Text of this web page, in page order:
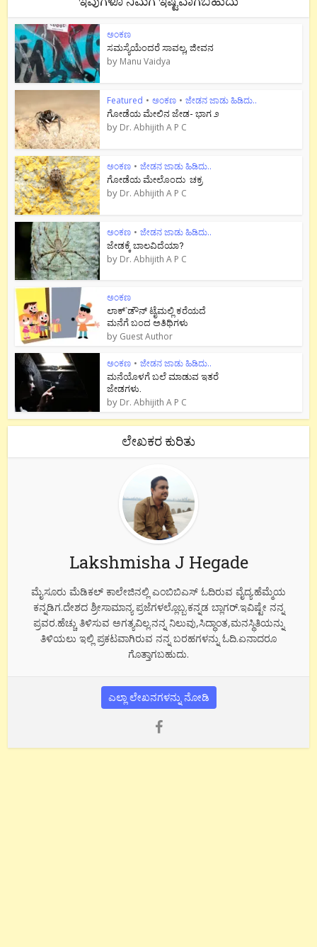
ಅಂಕಣ
ಸಮಸ್ಯೆಯೆಂದರೆ ಸಾವಲ್ಲ, ಜೀವನ
by Manu Vaidya
Featured • ಅಂಕಣ • ಜೇಡನ ಜಾಡು ಹಿಡಿದು..
ಗೋಡೆಯ ಮೇಲಿನ ಜೇಡ- ಭಾಗ ೨
by Dr. Abhijith A P C
ಅಂಕಣ • ಜೇಡನ ಜಾಡು ಹಿಡಿದು..
ಗೋಡೆಯ ಮೇಲೊಂದು ಚಕ್ರ
by Dr. Abhijith A P C
ಅಂಕಣ • ಜೇಡನ ಜಾಡು ಹಿಡಿದು..
ಜೇಡಕ್ಕೆ ಬಾಲವಿದೆಯಾ?
by Dr. Abhijith A P C
ಅಂಕಣ
ಲಾಕ್`ಡೌನ್ ಟೈಮಲ್ಲಿ ಕರೆಯದೆ
ಮನೆಗೆ ಬಂದ ಅತಿಥಿಗಳು
by Guest Author
ಅಂಕಣ • ಜೇಡನ ಜಾಡು ಹಿಡಿದು..
ಮನೆಯೊಳಗೆ ಬಲೆ ಮಾಡುವ ಇತರೆ
ಜೇಡಗಳು.
by Dr. Abhijith A P C
ಲೇಖಕರ ಕುರಿತು
Lakshmisha J Hegade
ಮೈಸೂರು ಮೆಡಿಕಲ್ ಕಾಲೇಜಿನಲ್ಲಿ ಎಂಬಿಬಿಎಸ್ ಓದಿರುವ ವೈದ್ಯ.ಹೆಮ್ಮೆಯ
ಕನ್ನಡಿಗ.ದೇಶದ ಶ್ರೀಸಾಮಾನ್ಯ ಪ್ರಜೆಗಳಲ್ಲೊಬ್ಬ.ಕನ್ನಡ ಬ್ಲಾಗರ್.ಇವಿಷ್ಟೇ ನನ್ನ
ಪ್ರವರ.ಹೆಚ್ಚು ತಿಳಿಸುವ ಅಗತ್ಯವಿಲ್ಲ.ನನ್ನ ನಿಲುವು,ಸಿದ್ಧಾಂತ,ಮನಸ್ಥಿತಿಯನ್ನು
ತಿಳಿಯಲು ಇಲ್ಲಿ ಪ್ರಕಟವಾಗಿರುವ ನನ್ನ ಬರಹಗಳನ್ನು ಓದಿ.ಏನಾದರೂ
ಗೊತ್ತಾಗಬಹುದು.
ಎಲ್ಲಾ ಲೇಖನಗಳನ್ನು ನೋಡಿ